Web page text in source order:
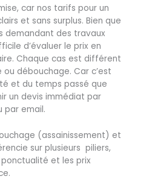
car nos tarifs pour un
et sans surplus. Bien que
demandant des travaux
d’évaluer le prix en
Chaque cas est différent
débouchage. Car c’est
et du temps passé que
un devis immédiat par
par email.
(assainissement) et
sur plusieurs piliers,
et les prix